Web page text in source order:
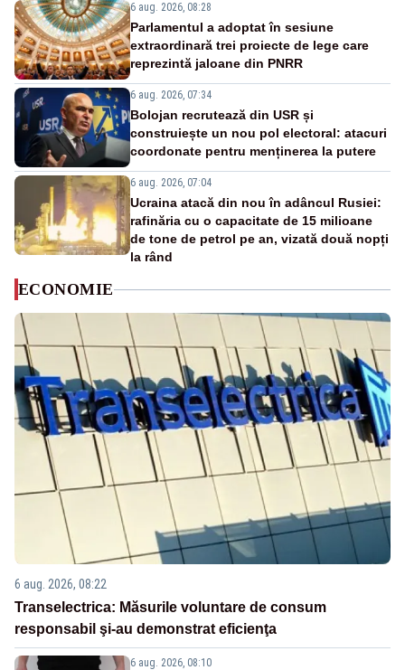
6 aug. 2026, 08:28
Parlamentul a adoptat în sesiune
extraordinară trei proiecte de lege care
reprezintă jaloane din PNRR
6 aug. 2026, 07:34
Bolojan recrutează din USR și
construiește un nou pol electoral: atacuri
coordonate pentru menținerea la putere
6 aug. 2026, 07:04
Ucraina atacă din nou în adâncul Rusiei:
rafinăria cu o capacitate de 15 milioane
de tone de petrol pe an, vizată două nopți
la rând
ECONOMIE
6 aug. 2026, 08:22
Transelectrica: Măsurile voluntare de consum
responsabil şi-au demonstrat eficienţa
6 aug. 2026, 08:10